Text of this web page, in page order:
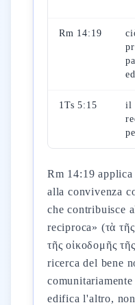
Rm 14:19
1Ts 5:15
il
Rm 14:19
alla convivenza
che contribuisce
reciproca» (τὰ
τῆς οἰκοδομῆς
ricerca del bene
edifica l'altro,